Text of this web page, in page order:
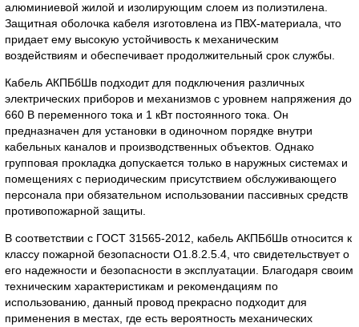
алюминиевой жилой и изолирующим слоем из полиэтилена.
Защитная оболочка кабеля изготовлена из ПВХ-материала, что
придает ему высокую устойчивость к механическим
воздействиям и обеспечивает продолжительный срок службы.
Кабель АКПБбШв подходит для подключения различных
электрических приборов и механизмов с уровнем напряжения до
660 В переменного тока и 1 кВт постоянного тока. Он
предназначен для установки в одиночном порядке внутри
кабельных каналов и производственных объектов. Однако
групповая прокладка допускается только в наружных системах и
помещениях с периодическим присутствием обслуживающего
персонала при обязательном использовании пассивных средств
противопожарной защиты.
В соответствии с ГОСТ 31565-2012, кабель АКПБбШв относится к
классу пожарной безопасности О1.8.2.5.4, что свидетельствует о
его надежности и безопасности в эксплуатации. Благодаря своим
техническим характеристикам и рекомендациям по
использованию, данный провод прекрасно подходит для
применения в местах, где есть вероятность механических